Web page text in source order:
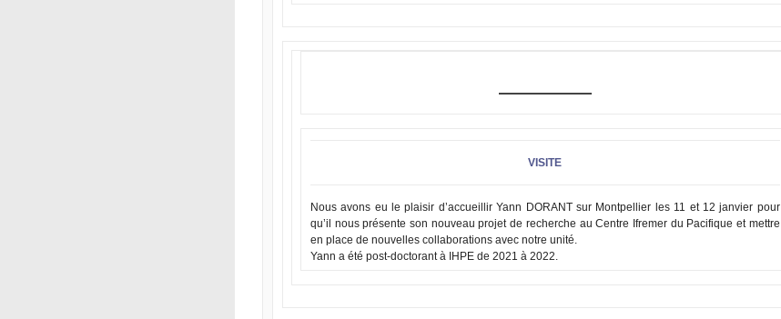
VISITE
Nous avons eu le plaisir d’accueillir Yann DORANT sur Montpellier les 11 et 12 janvier pour
qu’il nous présente son nouveau projet de recherche au Centre Ifremer du Pacifique et mettre
en place de nouvelles collaborations avec notre unité.
Yann a été post-doctorant à IHPE de 2021 à 2022.